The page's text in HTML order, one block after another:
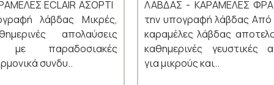
ECLAIR ΑΣΟΡΤΙ
λάβδας Μικρές,
απολαύσεις
με παραδοσιακές
συνδυ..
ΛΑΒΔΑΣ - ΚΑΡΑΜΕΛΕΣ
την υπογραφή λάβδας Από
καραμέλες λάβδας
καθημερινές γευστικές
για μικρούς και..